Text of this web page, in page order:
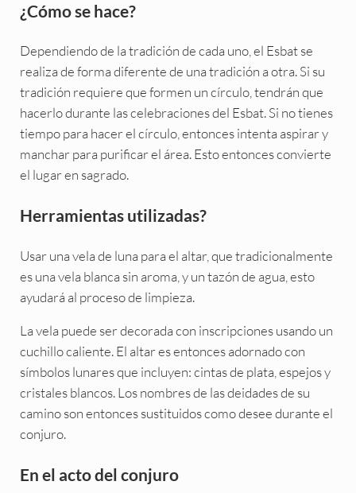
¿Cómo se hace?
Dependiendo de la tradición de cada uno, el Esbat se
realiza de forma diferente de una tradición a otra. Si su
tradición requiere que formen un círculo, tendrán que
hacerlo durante las celebraciones del Esbat. Si no tienes
tiempo para hacer el círculo, entonces intenta aspirar y
manchar para purificar el área. Esto entonces convierte
el lugar en sagrado.
Herramientas utilizadas?
Usar una vela de luna para el altar, que tradicionalmente
es una vela blanca sin aroma, y un tazón de agua, esto
ayudará al proceso de limpieza.
La vela puede ser decorada con inscripciones usando un
cuchillo caliente. El altar es entonces adornado con
símbolos lunares que incluyen: cintas de plata, espejos y
cristales blancos. Los nombres de las deidades de su
camino son entonces sustituidos como desee durante el
conjuro.
En el acto del conjuro